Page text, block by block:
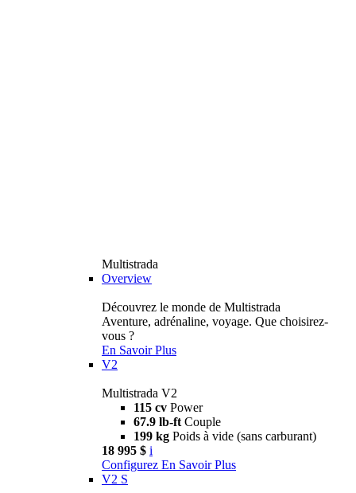
Multistrada
Overview
Découvrez le monde de Multistrada
Aventure, adrénaline, voyage. Que choisirez-
vous ?
En Savoir Plus
V2
Multistrada V2
115 cv Power
67.9 lb-ft Couple
199 kg Poids à vide (sans carburant)
18 995 $ i
Configurez En Savoir Plus
V2 S